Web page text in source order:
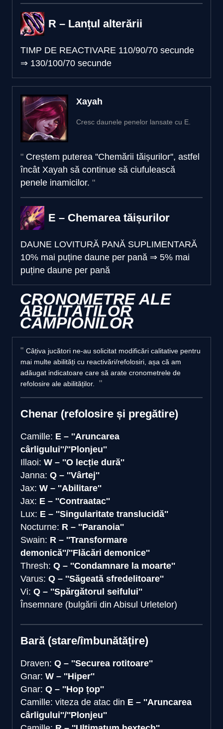
R – Lanțul alterării
TIMP DE REACTIVARE 110/90/70 secunde
⇒ 130/100/70 secunde
Xayah
Cresc daunele penelor lansate cu E.
Creștem puterea ''Chemării tăișurilor'', astfel
încât Xayah să continue să ciufulească
penele inamicilor.
E – Chemarea tăișurilor
DAUNE LOVITURĂ PANĂ SUPLIMENTARĂ
10% mai puține daune per pană ⇒ 5% mai
puține daune per pană
CRONOMETRE ALE
ABILITĂȚILOR
CAMPIONILOR
Câțiva jucători ne-au solicitat modificări calitative pentru
mai multe abilități cu reactivări/refolosiri, așa că am
adăugat indicatoare care să arate cronometrele de
refolosire ale abilităților.
Chenar (refolosire și pregătire)
Camille: E – ''Aruncarea
cârligului''/''Plonjeu''
Illaoi: W – ''O lecție dură''
Janna: Q – ''Vârtej''
Jax: W – ''Abilitare''
Jax: E – ''Contraatac''
Lux: E – ''Singularitate translucidă''
Nocturne: R – ''Paranoia''
Swain: R – ''Transformare
demonică''/''Flăcări demonice''
Thresh: Q – ''Condamnare la moarte''
Varus: Q – ''Săgeată sfredelitoare''
Vi: Q – ''Spărgătorul seifului''
Însemnare (bulgării din Abisul Urletelor)
Bară (stare/îmbunătățire)
Draven: Q – ''Securea rotitoare''
Gnar: W – ''Hiper''
Gnar: Q – ''Hop țop''
Camille: viteza de atac din E – ''Aruncarea
cârligului''/''Plonjeu''